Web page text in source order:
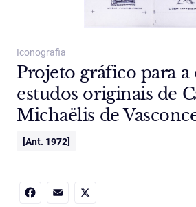
Iconografia
Projeto gráfico para a
estudos originais de
Michaëlis de
[Ant. 1972]